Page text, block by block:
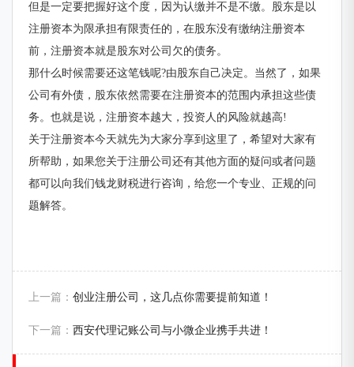
但是一定要把握好这个度，因为认缴并不是不缴。股东是以
注册资本为限承担有限责任的，在股东没有缴纳注册资本
前，注册资本就是股东对公司欠的债务。
那什么时候需要还这笔钱呢?由股东自己决定。当然了，如果
公司有外债，股东依然需要在注册资本的范围内承担这些债
务。也就是说，注册资本越大，投资人的风险就越高!
关于注册资本今天就先为大家分享到这里了，希望对大家有
所帮助，如果您关于注册公司还有其他方面的疑问或者问题
都可以向我们钱龙财税进行咨询，给您一个专业、正规的问
题解答。
上一篇： 创业注册公司，这几点你需要提前知道！
下一篇： 西安代理记账公司与小微企业携手共进！